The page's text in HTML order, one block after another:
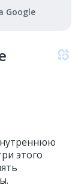
Google
этого